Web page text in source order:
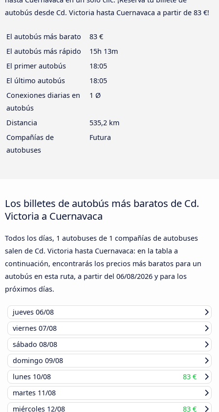
autobús desde Cd. Victoria hasta Cuernavaca a partir de 83 €!
El autobús más barato
83 €
El autobús más rápido
15h 13m
El primer autobús
18:05
El último autobús
18:05
Conexiones diarias en
autobús
1 Ø
Distancia
535,2 km
Compañías de
autobuses
Futura
Los billetes de autobús más baratos de Cd.
Victoria a Cuernavaca
Todos los días, 1 autobuses de 1 compañías de autobuses
salen de Cd. Victoria hasta Cuernavaca: en la tabla a
continuación, encontrarás los precios más baratos para un
autobús en esta ruta, a partir del 06/08/2026 y para los
próximos días.
jueves 06/08
viernes 07/08
sábado 08/08
domingo 09/08
lunes 10/08
83 €
martes 11/08
miércoles 12/08 83 €